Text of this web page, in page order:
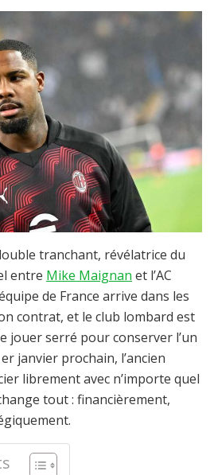
tranchant, révélatrice du
entre Mike Maignan et l’AC
de France arrive dans les
contrat, et le club lombard est
jouer serré pour conserver l’un
janvier prochain, l’ancien
librement avec n’importe quel
tout : financièrement,